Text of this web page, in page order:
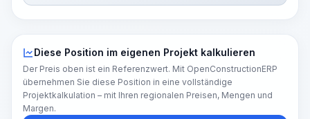
Diese Position im eigenen Projekt kalkulieren
Der Preis oben ist ein Referenzwert. Mit OpenConstructionERP
übernehmen Sie diese Position in eine vollständige
Projektkalkulation – mit Ihren regionalen Preisen, Mengen und
Margen.